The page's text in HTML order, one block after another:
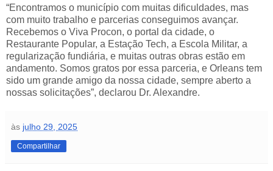
“Encontramos o município com muitas dificuldades, mas
com muito trabalho e parcerias conseguimos avançar.
Recebemos o Viva Procon, o portal da cidade, o
Restaurante Popular, a Estação Tech, a Escola Militar, a
regularização fundiária, e muitas outras obras estão em
andamento. Somos gratos por essa parceria, e Orleans tem
sido um grande amigo da nossa cidade, sempre aberto a
nossas solicitações”, declarou Dr. Alexandre.
às julho 29, 2025
Compartilhar